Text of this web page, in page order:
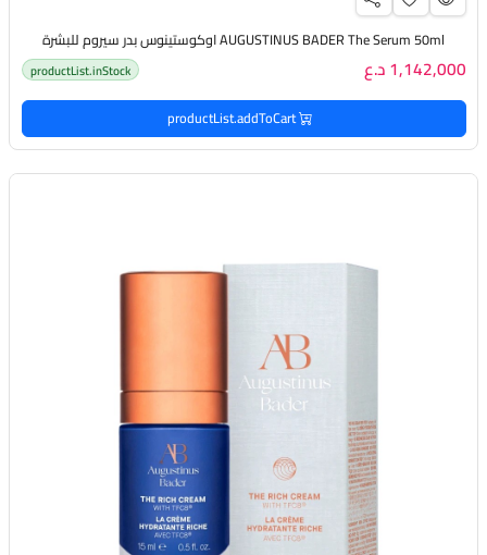
AUGUSTINUS BADER The Serum 50ml اوكوستينوس بدر سيروم للبشرة
1,142,000 د.ع productList.inStock
productList.addToCart